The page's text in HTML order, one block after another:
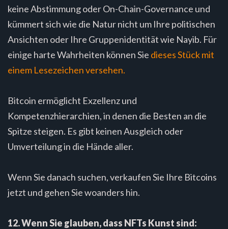
keine Abstimmung oder On-Chain-Governance und
kümmert sich wie die Natur nicht um Ihre politischen
Ansichten oder Ihre Gruppenidentität wie Nayib. Für
einige harte Wahrheiten können Sie dieses Stück mit
einem Lesezeichen versehen.
Bitcoin ermöglicht Exzellenz und
Kompetenzhierarchien, in denen die Besten an die
Spitze steigen. Es gibt keinen Ausgleich oder
Umverteilung in die Hände aller.
Wenn Sie danach suchen, verkaufen Sie Ihre Bitcoins
jetzt und gehen Sie woanders hin.
12. Wenn Sie glauben, dass NFTs Kunst sind: